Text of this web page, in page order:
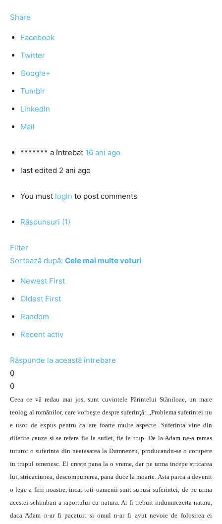
Share
Facebook
Twitter
Google+
Tumblr
LinkedIn
Mail
******* a întrebat 16 ani ago
last edited 2 ani ago
You must login to post comments
Răspunsuri (1)
Filter
Sortează după: Cele mai multe voturi
Newest First
Oldest First
Random
Recent activ
Răspunde la această întrebare
0
0
Ceea ce vă redau mai jos, sunt cuvintele Părintelui Stăniloae, un mare
teolog al românilor, care vorbeşte despre suferinţă: „Problema suferintei nu
e usor de expus pentru ca are foarte multe aspecte. Suferinta vine din
diferite cauze si se refera fie la suflet, fie la trup. De la Adam ne-a ramas
tuturor o suferinta din neatasarea la Dumnezeu, producandu-se o corupere
in trupul omenesc. El creste pana la o vreme, dar pe urma incepe stricarea
lui, stricaciunea, descompunerea, pana duce la moarte. Asta parca a devenit
o lege a firii noastre, incat toti oamenii sunt supusi suferintei, de pe urma
acestei schimbari a raportului cu natura. Ar fi trebuit indumnezeita natura,
daca Adam n-ar fi pacatuit si omul n-ar fi avut nevoie de folosirea ei